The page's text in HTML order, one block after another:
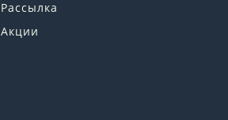
Рассылка
Акции